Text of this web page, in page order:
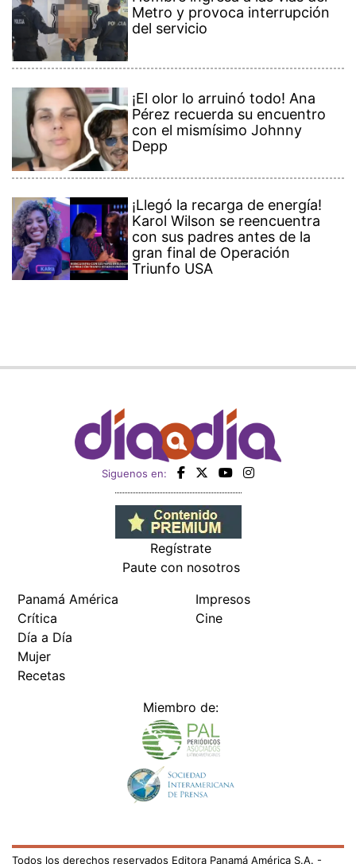
Metro y provoca interrupción
del servicio
¡El olor lo arruinó todo! Ana
Pérez recuerda su encuentro
con el mismísimo Johnny
Depp
¡Llegó la recarga de energía!
Karol Wilson se reencuentra
con sus padres antes de la
gran final de Operación
Triunfo USA
Siguenos en:
Regístrate
Paute con nosotros
Panamá América
Crítica
Día a Día
Mujer
Recetas
Impresos
Cine
Miembro de:
Todos los derechos reservados Editora Panamá América S.A. -